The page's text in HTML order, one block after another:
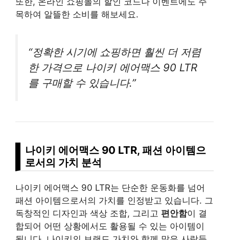
목하여 알뜰한 소비를 해보세요.
“정확한 시기에 쇼핑하면 훨씬 더 저렴
한 가격으로 나이키 에어맥스 90 LTR
를 구매할 수 있습니다.”
나이키 에어맥스 90 LTR, 패션 아이템으
로서의 가치 분석
나이키 에어맥스 90 LTR는 단순한 운동화를 넘어
패션 아이템으로서의 가치를 인정받고 있습니다. 그
독창적인 디자인과 색상 조합, 그리고 편안함이 결
합되어 어떤 상황에서도 활용될 수 있는 아이템이